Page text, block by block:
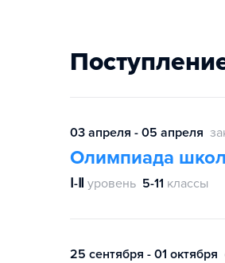
03 апреля - 05 апреля
Олимпиада
Ⅰ-Ⅱ уровень 5-11 классы
25 сентября - 01 октября